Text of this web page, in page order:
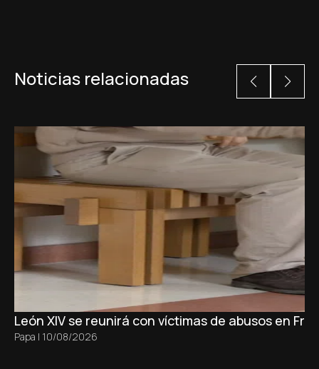
Noticias relacionadas
León XIV se reunirá con víctimas de abusos en
Papa | 10/08/2026